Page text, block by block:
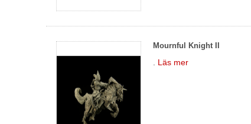
Mournful Knight II
Läs mer